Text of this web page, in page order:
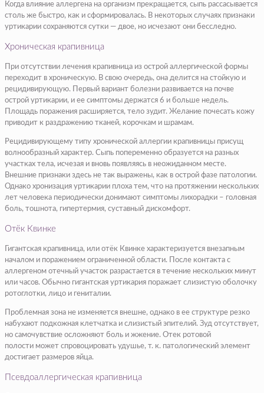
Когда влияние аллергена на организм прекращается, сыпь рассасывается
столь же быстро, как и сформировалась. В некоторых случаях признаки
уртикарии сохраняются сутки — двое, но исчезают они бесследно.
Хроническая крапивница
При отсутствии лечения крапивница из острой аллергической формы
переходит в хроническую. В свою очередь, она делится на стойкую и
рецидивирующую. Первый вариант болезни развивается на почве
острой уртикарии, и ее симптомы держатся 6 и больше недель.
Площадь поражения расширяется, тело зудит. Желание почесать кожу
приводит к раздражению тканей, корочкам и шрамам.
Рецидивирующему типу хронической аллергии крапивницы присущ
волнообразный характер. Сыпь попеременно образуется на разных
участках тела, исчезая и вновь появляясь в неожиданном месте.
Внешние признаки здесь не так выражены, как в острой фазе патологии.
Однако хронизация уртикарии плоха тем, что на протяжении нескольких
лет человека периодически донимают симптомы лихорадки – головная
боль, тошнота, гипертермия, суставный дискомфорт.
Отёк Квинке
Гигантская крапивница, или отёк Квинке характеризуется внезапным
началом и поражением ограниченной области. После контакта с
аллергеном отечный участок разрастается в течение нескольких минут
или часов. Обычно гигантская уртикария поражает слизистую оболочку
ротоглотки, лицо и гениталии.
Проблемная зона не изменяется внешне, однако в ее структуре резко
набухают подкожная клетчатка и слизистый эпителий. Зуд отсутствует,
но самочувствие осложняют боль и жжение. Отек ротовой
полости может спровоцировать удушье, т. к. патологический элемент
достигает размеров яйца.
Псевдоаллергическая крапивница